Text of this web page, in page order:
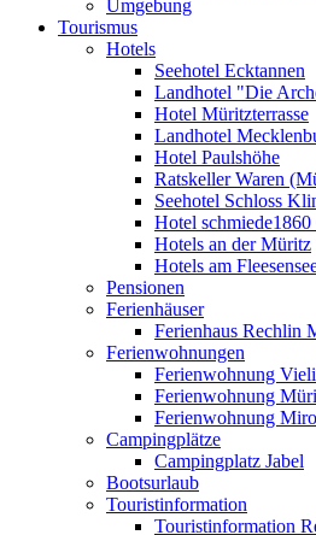
Umgebung
Tourismus
Hotels
Seehotel Ecktannen
Landhotel "Die
Hotel Müritzterrasse
Landhotel
Hotel Paulshöhe
Ratskeller Waren
Seehotel Schloss
Hotel
Hotels an der Müritz
Hotels am
Pensionen
Ferienhäuser
Ferienhaus Rechlin
Ferienwohnungen
Ferienwohnung
Ferienwohnung
Ferienwohnung
Campingplätze
Campingplatz Jabel
Bootsurlaub
Touristinformation
Touristinformation